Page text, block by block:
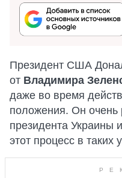
Президент США
от Владимира
даже во время
положения. Он очень
президента Украины
этот процесс в таких